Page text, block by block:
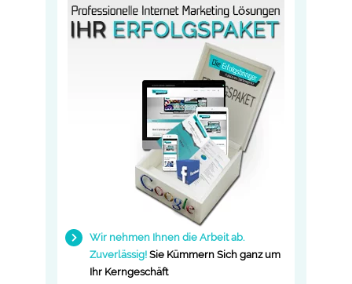
Wir nehmen Ihnen die Arbeit ab.
Zuverlässig! Sie Kümmern Sich ganz um
Ihr Kerngeschäft